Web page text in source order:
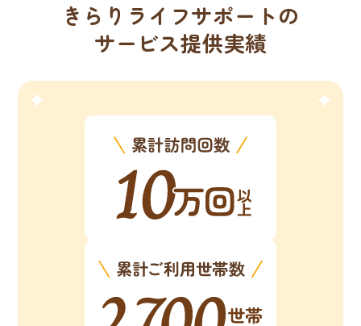
きらりライフサポートの
サービス提供実績